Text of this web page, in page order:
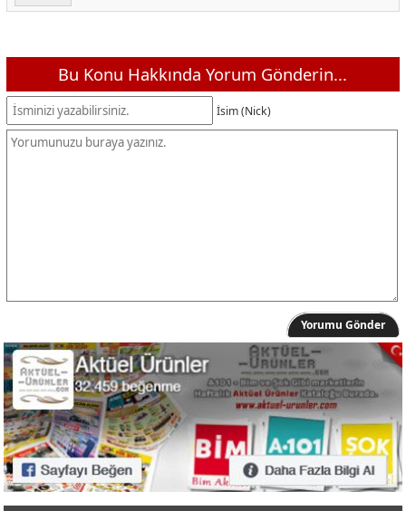
Bu Konu Hakkında Yorum Gönderin...
İsim (Nick)
Yorumu Gönder